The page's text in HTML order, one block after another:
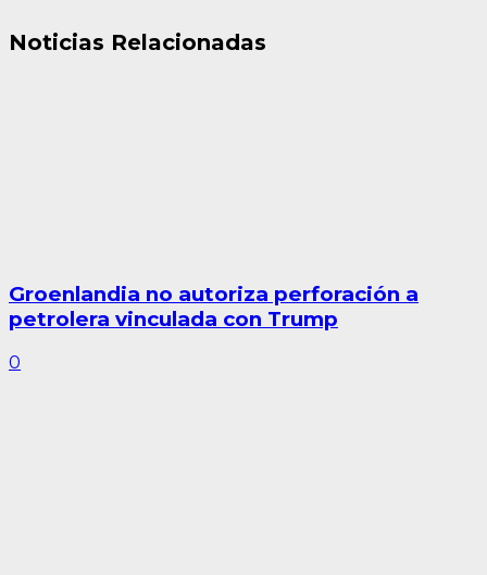
Noticias Relacionadas
Groenlandia no autoriza perforación a
petrolera vinculada con Trump
0